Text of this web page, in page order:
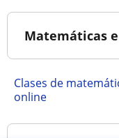
Matemáticas
Clases de matemáticas
online